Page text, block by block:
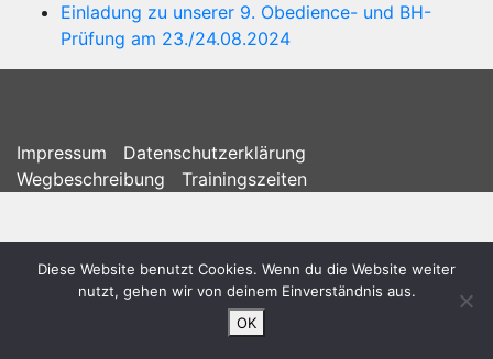
Einladung zu unserer 9. Obedience- und BH-
Prüfung am 23./24.08.2024
Impressum
Datenschutzerklärung
Wegbeschreibung
Trainingszeiten
Diese Website benutzt Cookies. Wenn du die Website weiter
nutzt, gehen wir von deinem Einverständnis aus.
OK